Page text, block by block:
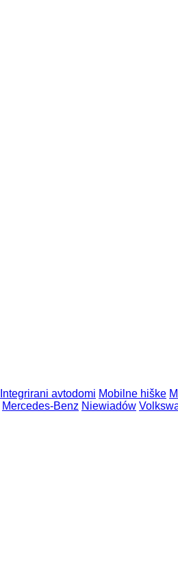
Integrirani avtodomi Mobilne hiške
Mercedes-Benz Niewiadów